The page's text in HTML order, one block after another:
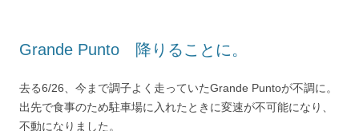
Grande Punto 降りることに。
去る6/26、今まで調子よく走っていたGrande Puntoが不調に。
出先で食事のため駐車場に入れたときに変速が不可能になり、
不動になりました。